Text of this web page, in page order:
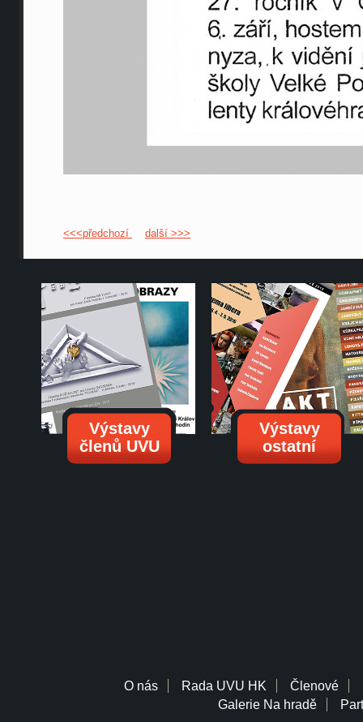
<<<předchozí další >>>
Výstavy
členů UVU
Výstavy
ostatní
O nás Rada UVU HK Členové
Galerie Na hradě